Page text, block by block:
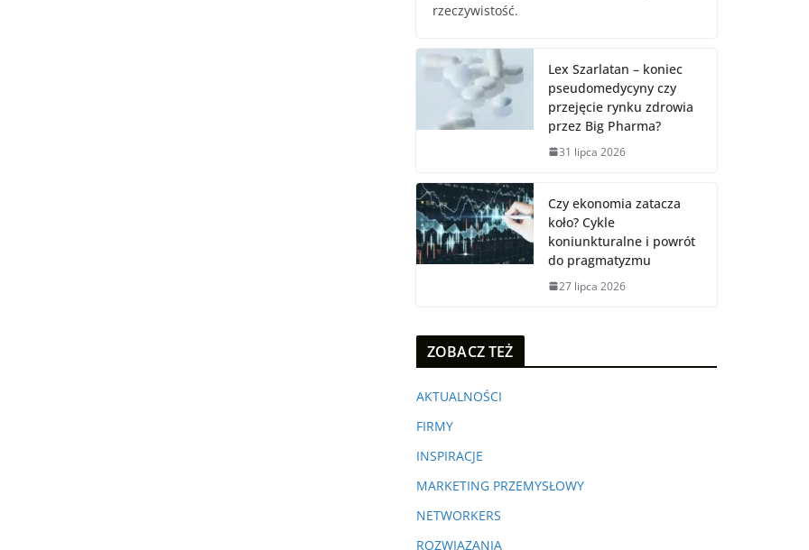
rzeczywistość.
Lex Szarlatan – koniec
pseudomedycyny czy
przejęcie rynku zdrowia
przez Big Pharma?
31 lipca 2026
Czy ekonomia zatacza
koło? Cykle
koniunkturalne i powrót
do pragmatyzmu
27 lipca 2026
ZOBACZ TEŻ
AKTUALNOŚCI
FIRMY
INSPIRACJE
MARKETING PRZEMYSŁOWY
NETWORKERS
ROZWIĄZANIA